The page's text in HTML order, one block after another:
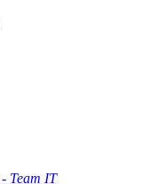
- Team IT